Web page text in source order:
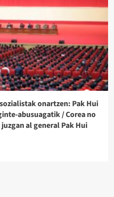
onartzen: Pak Hui
abusuagatik / Corea no
al general Pak Hui